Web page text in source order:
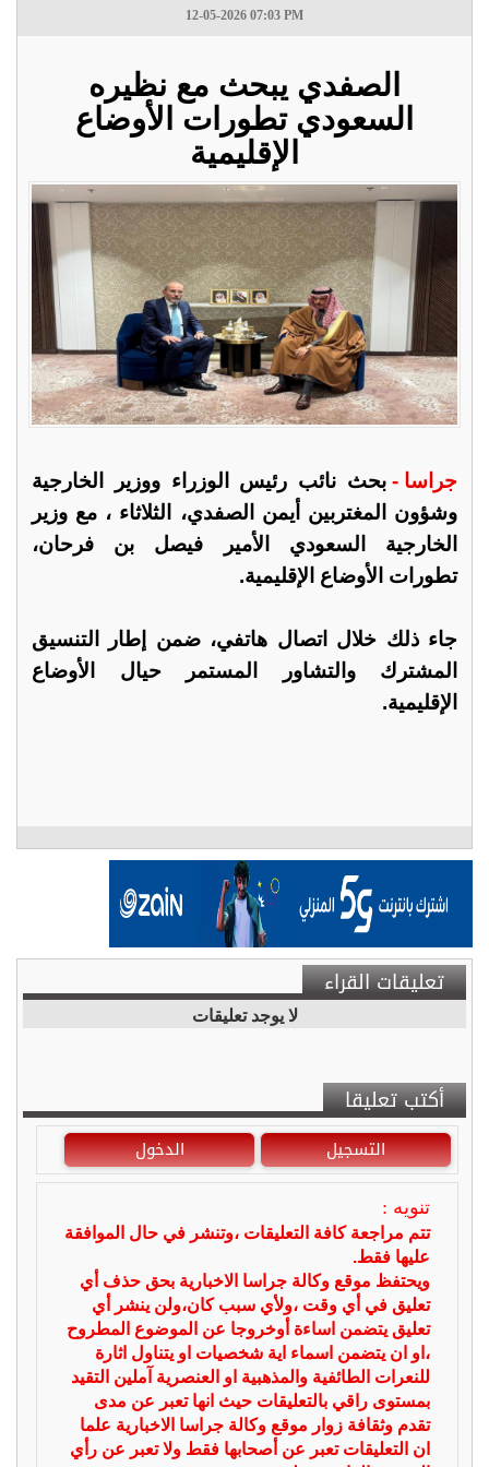
12-05-2026 07:03 PM
الصفدي يبحث مع نظيره
السعودي تطورات الأوضاع
الإقليمية
جراسا - بحث نائب رئيس الوزراء ووزير الخارجية
وشؤون المغتربين أيمن الصفدي، الثلاثاء ، مع وزير
الخارجية السعودي الأمير فيصل بن فرحان،
تطورات الأوضاع الإقليمية.
جاء ذلك خلال اتصال هاتفي، ضمن إطار التنسيق
المشترك والتشاور المستمر حيال الأوضاع
الإقليمية.
تعليقات القراء
لا يوجد تعليقات
أكتب تعليقا
التسجيل الدخول
تنويه :
تتم مراجعة كافة التعليقات ،وتنشر في حال الموافقة
عليها فقط.
ويحتفظ موقع وكالة جراسا الاخبارية بحق حذف أي
تعليق في أي وقت ،ولأي سبب كان،ولن ينشر أي
تعليق يتضمن اساءة أوخروجا عن الموضوع المطروح
،او ان يتضمن اسماء اية شخصيات او يتناول اثارة
للنعرات الطائفية والمذهبية او العنصرية آملين التقيد
بمستوى راقي بالتعليقات حيث انها تعبر عن مدى
تقدم وثقافة زوار موقع وكالة جراسا الاخبارية علما
ان التعليقات تعبر عن أصحابها فقط ولا تعبر عن رأي